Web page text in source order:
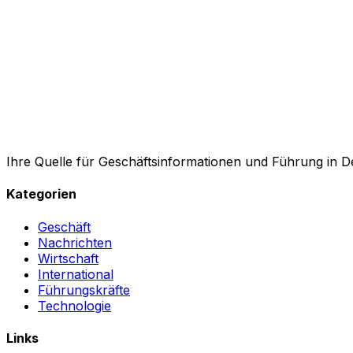
Ihre Quelle für Geschäftsinformationen und Führung in
Kategorien
Geschäft
Nachrichten
Wirtschaft
International
Führungskräfte
Technologie
Links